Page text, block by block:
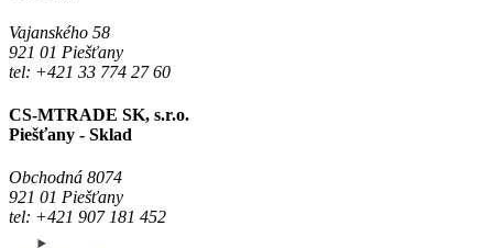
Vajanského 58
921 01 Piešťany
tel: +421 33 774 27 60
CS-MTRADE SK, s.r.o.
Piešťany - Sklad
Obchodná 8074
921 01 Piešťany
tel: +421 907 181 452